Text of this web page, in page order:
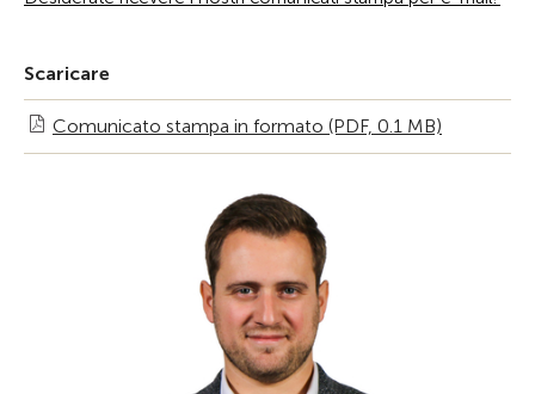
Scaricare
Comunicato stampa in formato (PDF, 0.1 MB)